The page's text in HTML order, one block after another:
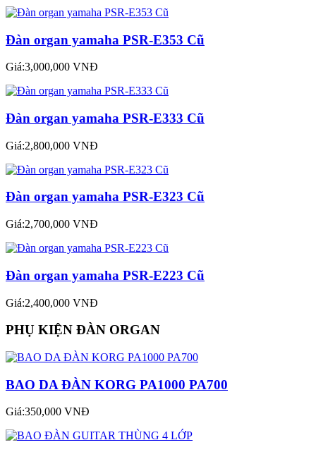
Đàn organ yamaha PSR-E353 Cũ
Giá:3,000,000 VNĐ
Đàn organ yamaha PSR-E333 Cũ
Giá:2,800,000 VNĐ
Đàn organ yamaha PSR-E323 Cũ
Giá:2,700,000 VNĐ
Đàn organ yamaha PSR-E223 Cũ
Giá:2,400,000 VNĐ
PHỤ KIỆN ĐÀN ORGAN
BAO DA ĐÀN KORG PA1000 PA700
Giá:350,000 VNĐ